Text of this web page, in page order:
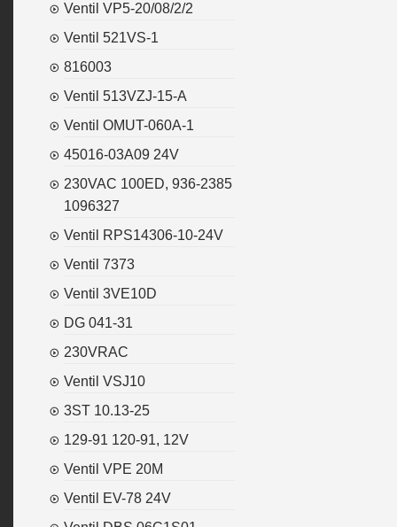
Ventil VP5-20/08/2/2
Ventil 521VS-1
816003
Ventil 513VZJ-15-A
Ventil OMUT-060A-1
45016-03A09 24V
230VAC 100ED, 936-2385
1096327
Ventil RPS14306-10-24V
Ventil 7373
Ventil 3VE10D
DG 041-31
230VRAC
Ventil VSJ10
3ST 10.13-25
129-91 120-91, 12V
Ventil VPE 20M
Ventil EV-78 24V